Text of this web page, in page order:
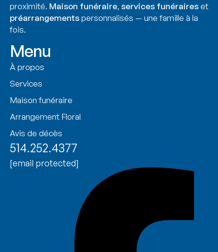
proximité. Maison funéraire, services funéraireset
préarrangementspersonnalisés — une famille à la
fois.
Menu
À propos
Services
Maison funéraire
Arrangement Floral
Avis de décès
514.252.4377
[email protected]